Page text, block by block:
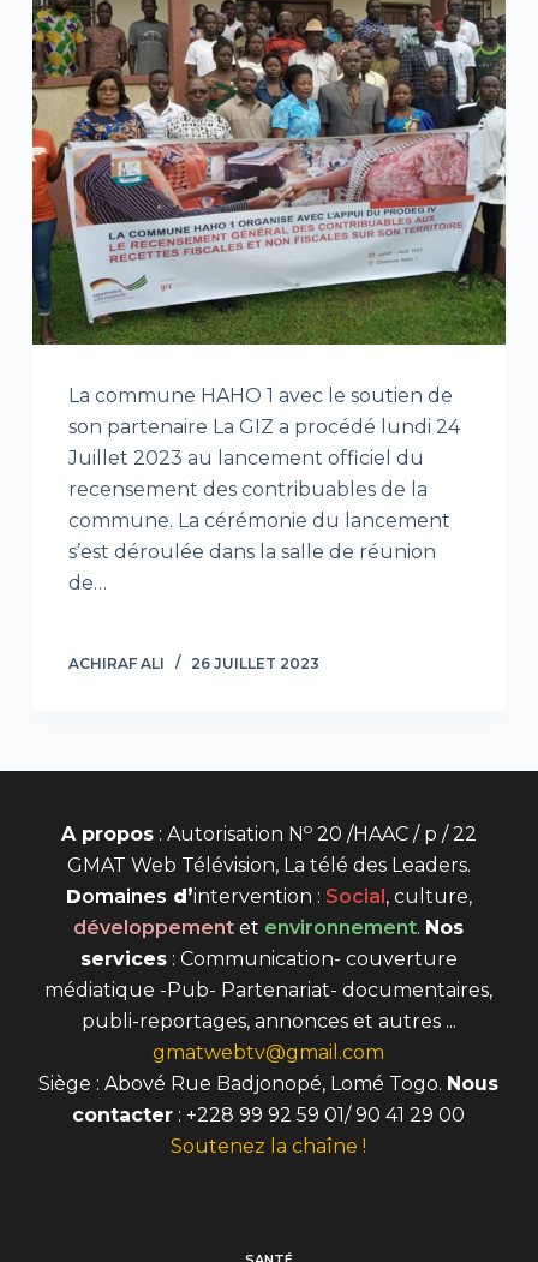
La commune HAHO 1 avec le soutien de
son partenaire La GIZ a procédé lundi 24
Juillet 2023 au lancement officiel du
recensement des contribuables de la
commune. La cérémonie du lancement
s’est déroulée dans la salle de réunion
de…
ACHIRAF ALI 26 JUILLET 2023
A propos: Autorisation N o20 /HAAC / p / 22
GMAT Web Télévision, La télé des Leaders.
Domaines d’intervention : Social , culture,
développement et environnement. Nos
services: Communication- couverture
médiatique -Pub- Partenariat- documentaires,
publi-reportages, annonces et autres ...
gmatwebtv@gmail.com
Siège : Abové Rue Badjonopé, Lomé Togo. Nous
contacter : +228 99 92 59 01/ 90 41 29 00
Soutenez la chaîne !